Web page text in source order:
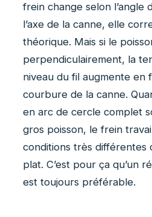
frein change selon l’angle
l’axe de la canne, elle
théorique. Mais si le
perpendiculairement, la
niveau du fil augmente en
courbure de la canne.
en arc de cercle complet
gros poisson, le frein
conditions très différentes
plat. C’est pour ça qu’un
est toujours préférable.